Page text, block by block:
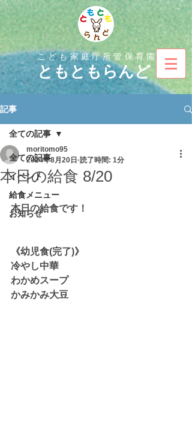
こども家庭庁所管保育園
ともともらんど
記事
全ての記事
イベント
給食メニュー
お知らせ
全ての記事
本日の給食 8/20
moritomo95
2024年8月20日 読了時間: 1分
本日の給食です！
《幼児食(完了)》
冷やし中華
わかめスープ
かみかみ大豆